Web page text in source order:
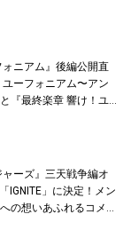
ォニアム』後編公開直
ーフォニアム〜アン
『最終楽章 響け！ユ
上映が決定！
ーズ』三天戦争編オ
IGNITE」に決定！メン
の想いあふれるコメン
で先行上映会を開